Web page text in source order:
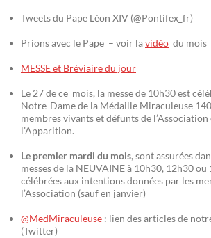
Tweets du Pape Léon XIV (@Pontifex_fr)
Prions avec le Pape – voir lavidéo du mois
MESSE et Bréviaire du jour
Le 27 de ce mois, la messe de 10h30 est
Notre-Dame de la Médaille Miraculeuse
membres vivants et défunts de
l’Apparition.
Le premier mardi du mois, sont assurées
messes de la NEUVAINE à 10h30, 12h30
célébrées aux intentions données par les
l’Association (sauf en janvier)
@MedMiraculeuse : lien des articles de
(Twitter)